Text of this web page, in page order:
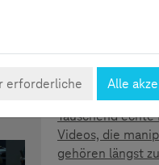
5.08.2026
Täuschend
Erkennung
Täuschend
Videos, die
gehören längst
erforderliche Alle